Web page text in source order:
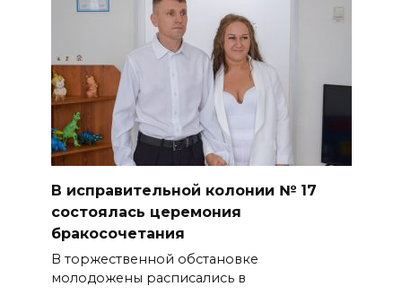
В исправительной колонии № 17
состоялась церемония
бракосочетания
В торжественной обстановке
молодожены расписались в